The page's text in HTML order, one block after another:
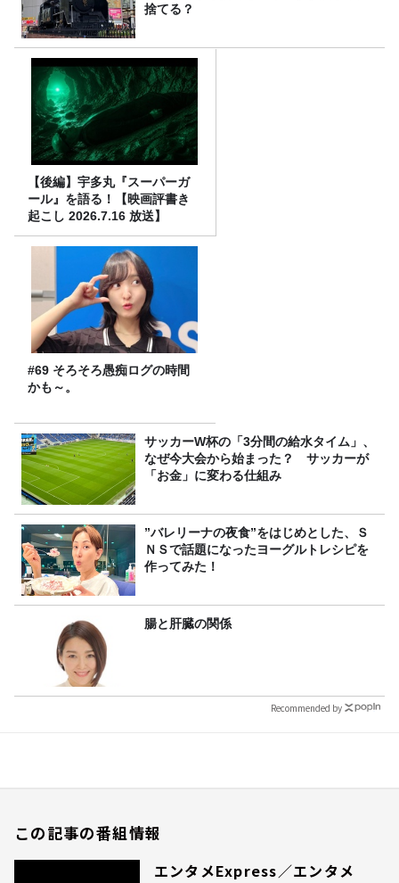
捨てる？
【後編】宇多丸『スーパーガ
ール』を語る！【映画評書き
起こし 2026.7.16 放送】
#69 そろそろ愚痴ログの時間
かも～。
サッカーW杯の「3分間の給水タイム」、
なぜ今大会から始まった？ サッカーが
「お金」に変わる仕組み
”バレリーナの夜食”をはじめとした、Ｓ
ＮＳで話題になったヨーグルトレシピを
作ってみた！
腸と肝臓の関係
Recommended by
この記事の番組情報
エンタメExpress／エンタメ